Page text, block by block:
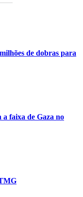
de dobras para
a faixa de Gaza no